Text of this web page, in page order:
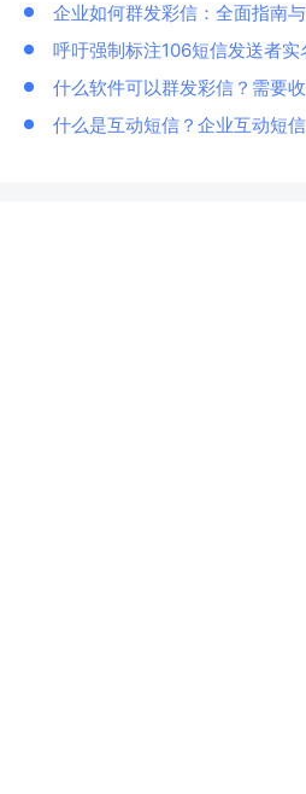
企业如何群发彩信：全面指南
呼吁强制标注106短信发送者实
什么软件可以群发彩信？需要
什么是互动短信？企业互动短